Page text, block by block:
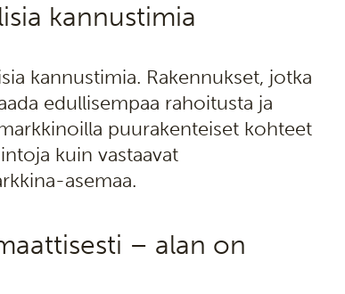
kannustimia
kannustimia. Rakennukset, jotka
edullisempaa rahoitusta ja
puurakenteiset kohteet
kuin vastaavat
asemaa.
– alan on